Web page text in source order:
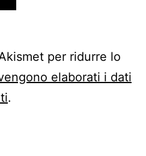
per ridurre lo
elaborati i dati
.